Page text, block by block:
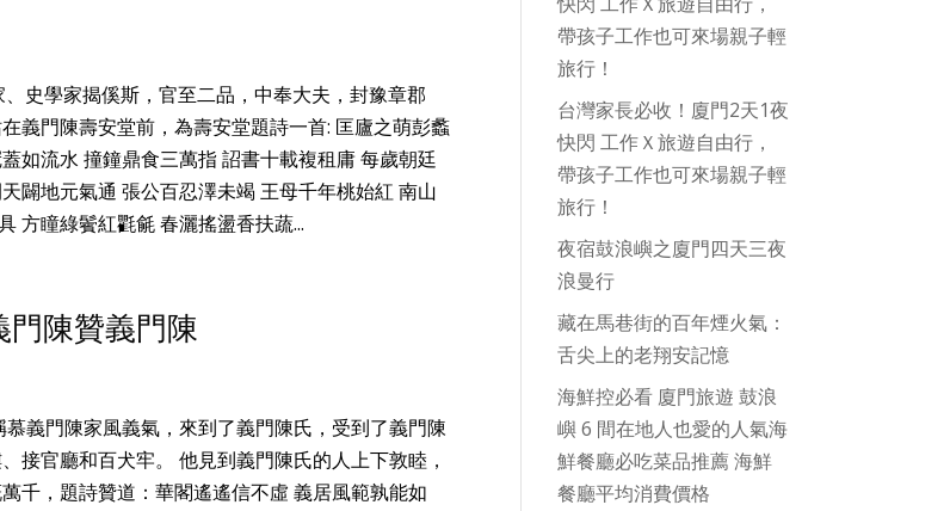
史學家揭傒斯，官至二品，中奉大夫，封豫章郡
義門陳壽安堂前，為壽安堂題詩一首: 匡廬之萌彭蠡
如流水 撞鐘鼎食三萬指 詔書十載複租庸 每歲朝廷
闢地元氣通 張公百忍澤未竭 王母千年桃始紅 南山
方瞳綠鬢紅氍毹 春灑搖盪香扶蔬...
陳贊義門陳
義門陳家風義氣，來到了義門陳氏，受到了義門陳
接官廳和百犬牢。 他見到義門陳氏的人上下敦睦，
千，題詩贊道：華閣遙遙信不虛 義居風範孰能如
帶孩子工作也可來場親子輕
旅行！
台灣家長必收！廈門2天1夜
快閃 工作Ｘ旅遊自由行，
帶孩子工作也可來場親子輕
旅行！
夜宿鼓浪嶼之廈門四天三夜
浪曼行
藏在馬巷街的百年煙火氣：
舌尖上的老翔安記憶
海鮮控必看 廈門旅遊 鼓浪
嶼 6 間在地人也愛的人氣海
鮮餐廳必吃菜品推薦 海鮮
餐廳平均消費價格